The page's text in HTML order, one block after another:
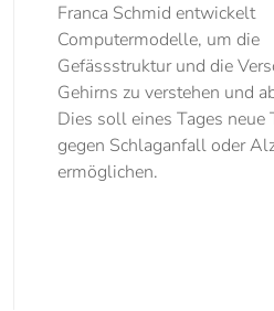
Franca Schmid entwickelt
Computermodelle, um die
Gefässstruktur und die
Gehirns zu verstehen und
Dies soll eines Tages neue
gegen Schlaganfall oder
ermöglichen.